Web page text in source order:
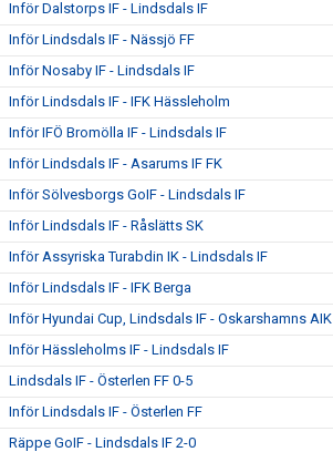
Inför Dalstorps IF - Lindsdals IF
Inför Lindsdals IF - Nässjö FF
Inför Nosaby IF - Lindsdals IF
Inför Lindsdals IF - IFK Hässleholm
Inför IFÖ Bromölla IF - Lindsdals IF
Inför Lindsdals IF - Asarums IF FK
Inför Sölvesborgs GoIF - Lindsdals IF
Inför Lindsdals IF - Råslätts SK
Inför Assyriska Turabdin IK - Lindsdals IF
Inför Lindsdals IF - IFK Berga
Inför Hyundai Cup, Lindsdals IF - Oskarshamns AIK
Inför Hässleholms IF - Lindsdals IF
Lindsdals IF - Österlen FF 0-5
Inför Lindsdals IF - Österlen FF
Räppe GoIF - Lindsdals IF 2-0